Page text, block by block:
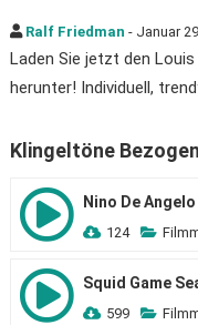
Ralf Friedman - Januar
Laden Sie jetzt den
herunter! Individuell,
Klingeltöne Bezogen
Nino De Angelo
124
Squid Game
599